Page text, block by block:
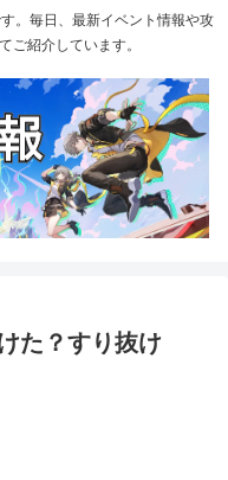
。毎日、最新イベント情報や攻
ご紹介しています。
た？すり抜け